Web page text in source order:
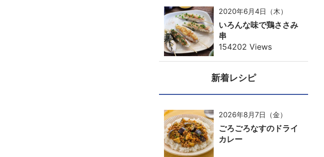
2020年6月4日（木）
いろんな味で鶏ささみ
串
154202 Views
新着レシピ
2026年8月7日（金）
ごろごろなすのドライ
カレー